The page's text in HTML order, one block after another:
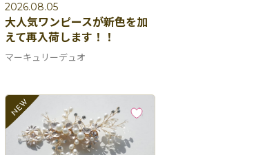
2026.08.05
大人気ワンピースが新色を加
えて再入荷します！！
マーキュリーデュオ